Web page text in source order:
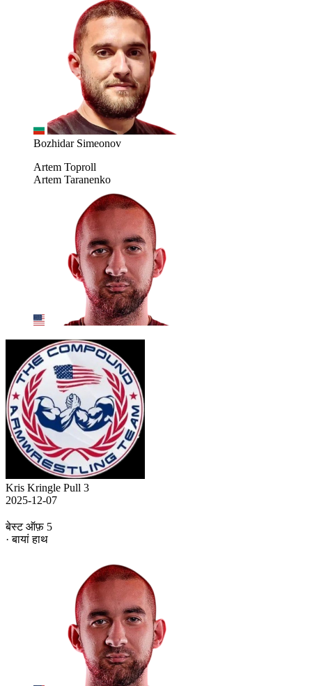
Bozhidar Simeonov
Artem Toproll
Artem Taranenko
Kris Kringle Pull 3
2025-12-07
बेस्ट ऑफ़ 5
· बायां हाथ